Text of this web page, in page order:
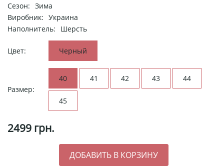
Сезон: Зима
Виробник: Украина
Наполнитель:
Шерсть
Цвет: Черный
Размер:
40 41 42 43 44
45
2499 грн.